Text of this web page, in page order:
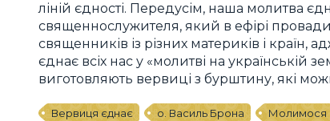
ліній єдності. Передусім, наша молитва
священнослужителя, який в ефірі
священників із різних материків і
єднає всіх нас у «молитві на
виготовляють вервиці з бурштину, які
Вервиця єднає о. Василь Брона Молимося